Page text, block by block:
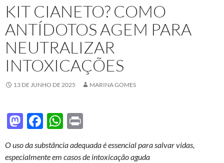
KIT CIANETO? COMO
ANTÍDOTOS AGEM PARA
NEUTRALIZAR
INTOXICAÇÕES
13 DE JUNHO DE 2025 MARINA GOMES
M
to
F
e
W
at nt
O uso da substância adequada é essencial para salvar vidas,
especialmente em casos de intoxicação aguda